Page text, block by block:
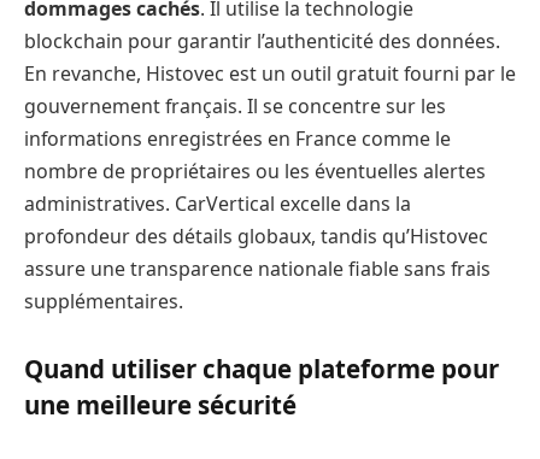
dommages cachés. Il utilise la technologie
blockchain pour garantir l’authenticité des données.
En revanche, Histovec est un outil gratuit fourni par le
gouvernement français. Il se concentre sur les
informations enregistrées en France comme le
nombre de propriétaires ou les éventuelles alertes
administratives. CarVertical excelle dans la
profondeur des détails globaux, tandis qu’Histovec
assure une transparence nationale fiable sans frais
supplémentaires.
Quand utiliser chaque plateforme pour
une meilleure sécurité